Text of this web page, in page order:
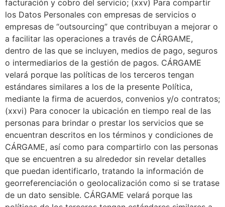
facturación y cobro del servicio; (xxv) Para compartir
los Datos Personales con empresas de servicios o
empresas de “outsourcing” que contribuyan a mejorar o
a facilitar las operaciones a través de CÁRGAME,
dentro de las que se incluyen, medios de pago, seguros
o intermediarios de la gestión de pagos. CÁRGAME
velará porque las políticas de los terceros tengan
estándares similares a los de la presente Política,
mediante la firma de acuerdos, convenios y/o contratos;
(xxvi) Para conocer la ubicación en tiempo real de las
personas para brindar o prestar los servicios que se
encuentran descritos en los términos y condiciones de
CÁRGAME, así como para compartirlo con las personas
que se encuentren a su alrededor sin revelar detalles
que puedan identificarlo, tratando la información de
georreferenciación o geolocalización como si se tratase
de un dato sensible. CÁRGAME velará porque las